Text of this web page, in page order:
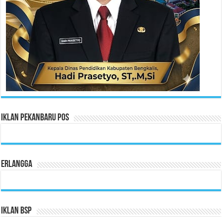
Iklan Pekanbaru Pos
Erlangga
Iklan BSP